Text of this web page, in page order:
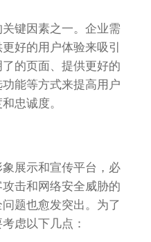
键因素之一。企业需
好的用户体验来吸引
的页面、提供更好的
能等方式来提高用户
忠诚度。
展示和宣传平台，必
击和网络安全威胁的
题也愈发突出。为了
虑以下几点：